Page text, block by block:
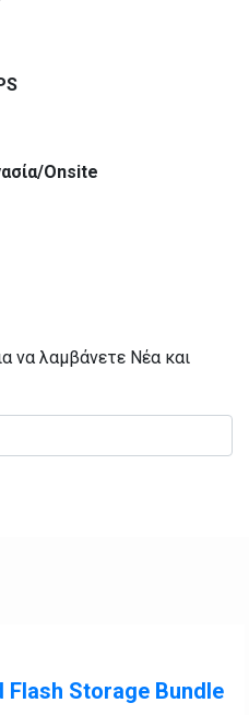
Onsite
να λαμβάνετε Νέα και
Flash Storage Bundle